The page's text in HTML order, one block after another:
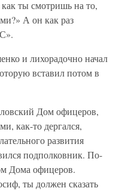
ты смотришь на то,
А он как раз
и лихорадочно начал
вставил потом в
Дом офицеров,
как-то дергался,
развития
подполковник. По-
Дома офицеров.
ты должен сказать